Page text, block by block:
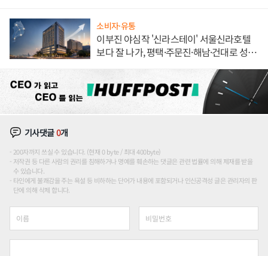
소비자·유통
이부진 야심작 '신라스테이' 서울신라호텔
보다 잘 나가, 평택·주문진·해남·건대로 성
기사댓글0개
200자까지 쓰실 수 있습니다. (현재 0 byte / 최대 400byte)
저작권 등 다른 사람의 권리를 침해하거나 명예를 훼손하는 댓글은 관련 법률에 의해 제재를 받을
수 있습니다.
타인에게 불쾌감을 주는 욕설 등 비하하는 단어가 내용에 포함되거나 인신공격성 글은 관리자의 판
단에 의해 삭제 합니다.